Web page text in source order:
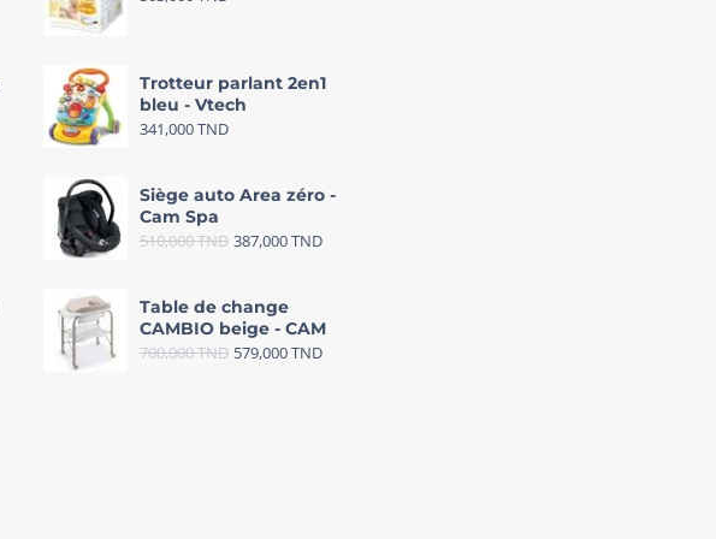
Trotteur parlant 2en1
bleu - Vtech
341,000TND
Siège auto Area zéro -
Cam Spa
510,000TND 387,000TND
Table de change
CAMBIO beige - CAM
700,000TND 579,000TND